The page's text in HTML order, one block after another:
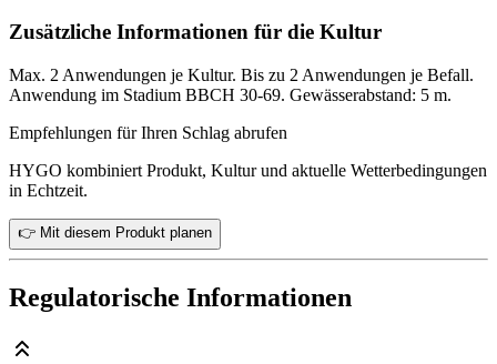
Zusätzliche Informationen für die Kultur
Max. 2 Anwendungen je Kultur. Bis zu 2 Anwendungen je Befall.
Anwendung im Stadium BBCH 30-69. Gewässerabstand: 5 m.
Empfehlungen für Ihren Schlag abrufen
HYGO kombiniert Produkt, Kultur und aktuelle Wetterbedingungen
in Echtzeit.
👉 Mit diesem Produkt planen
Regulatorische Informationen